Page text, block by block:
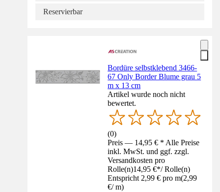
Reservierbar
Bordüre selbstklebend 3466-
67 Only Border Blume grau 5
m x 13 cm
Artikel wurde noch nicht
bewertet.
(0)
Preis — 14,95 € * Alle Preise
inkl. MwSt. und ggf. zzgl.
Versandkosten pro
Rolle(n)14,95 €*/ Rolle(n)
Entspricht 2,99 € pro m(2,99
€/ m)